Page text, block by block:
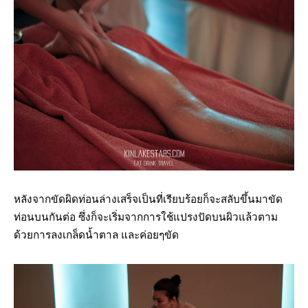
หลังจากขัดผิดท่อนล่างเสร็จเป็นที่เรียบร้อยก็จะสลับขึ้นมาขัด
ท่อนบนกันต่อ ซึ่งก็จะเริ่มจากการใช้แปรงปัดบนผิวแล้วตาม
ด้วยการลงเกล็ดน้ำตาล และค่อยๆขัด